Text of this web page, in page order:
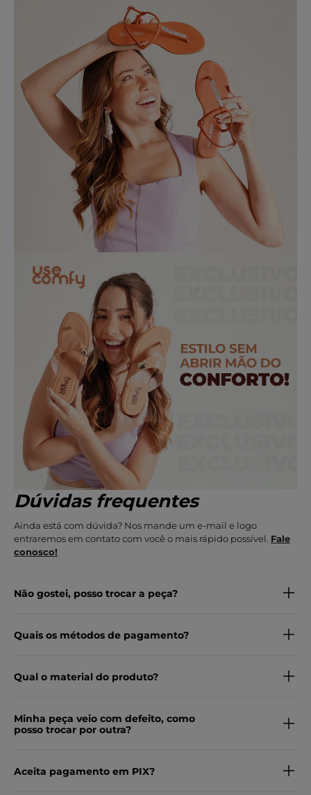
Dúvidas frequentes
Ainda está com dúvida? Nos mande um e-mail e logo
entraremos em contato com você o mais rápido possível. Fale
conosco!
Não gostei, posso trocar a peça?
Quais os métodos de pagamento?
Qual o material do produto?
Minha peça veio com defeito, como
posso trocar por outra?
Aceita pagamento em PIX?